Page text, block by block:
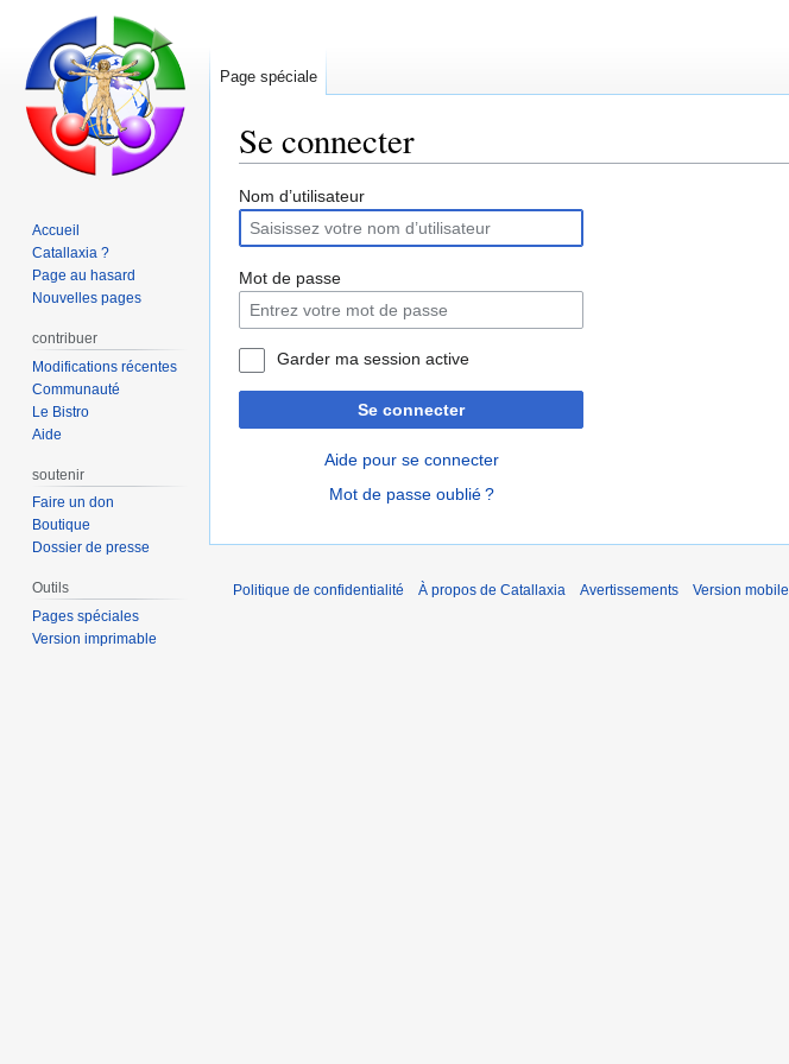
Se connecter
Aller
la
navigation
Aller
la
recherche
Nom d’utilisateur
Mot de passe
Garder ma session active
Se connecter
Aide pour se connecter
Mot de passe oublié ?
Page spéciale
Accueil
Catallaxia ?
Page au hasard
Nouvelles pages
contribuer
Modifications récentes
Communauté
Le Bistro
Aide
soutenir
Faire un don
Boutique
Dossier de presse
Outils
Pages spéciales
Version imprimable
Politique de confidentialité À propos de Catallaxia Avertissements Version mobile